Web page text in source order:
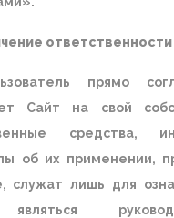
ответственности
прямо
Сайт на свой
средства,
об их применении,
служат лишь для